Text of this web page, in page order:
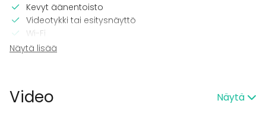
Kevyt äänentoisto
Videotykki tai esitysnäyttö
Wi-Fi
Tilaan kuuluu
Hansel-sopimus
Tanssilattia
Näytä lisää
Video Näytä